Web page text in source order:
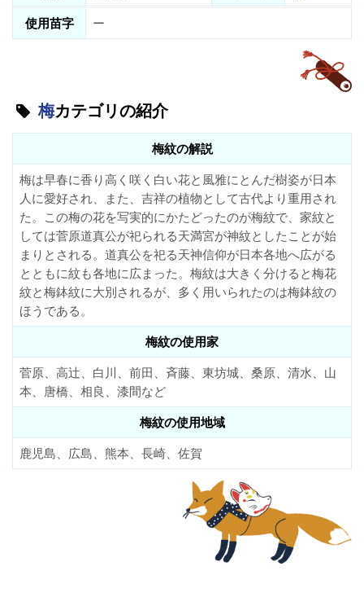
使用苗字
ー
梅カテゴリの紹介
梅紋の解説
梅は早春に香り高く咲く白い花と風雅にとんだ樹姿が日本
人に愛好され、また、吉祥の植物として古代より重用され
た。この梅の花を写実的にかたどったのが梅紋で、家紋と
しては菅原道真公が祀られる天満宮が神紋としたことが始
まりとされる。道真公を祀る天神信仰が日本各地へ広がる
とともに紋も各地に広まった。梅紋は大きく分けると梅花
紋と梅鉢紋に大別されるが、多く用いられたのは梅鉢紋の
ほうである。
梅紋の使用家
菅原、高辻、白川、前田、斉藤、東坊城、桑原、清水、山
本、唐橋、相良、漆間など
梅紋の使用地域
鹿児島、広島、熊本、長崎、佐賀